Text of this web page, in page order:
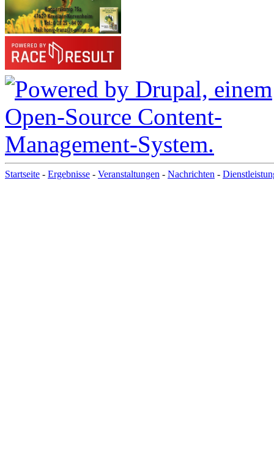
Startseite - Ergebnisse - Veranstaltungen - Nachrichten -